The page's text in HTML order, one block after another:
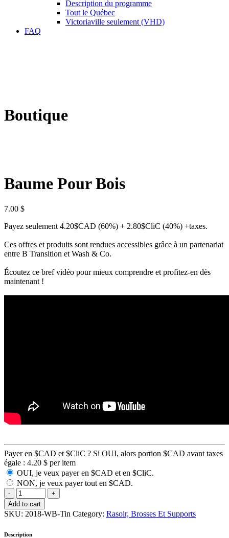
Description du programme
Tout le Québec
Victoriaville seulement (VHD)
FAQ
Boutique
Baume Pour Bois
7.00 $
Payez seulement 4.20$CAD (60%) + 2.80$CliC (40%) +taxes.
Ces offres et produits sont rendues accessibles grâce à un partenariat
entre B Transition et Wash & Co.
Écoutez ce bref vidéo pour mieux comprendre et profitez-en dès
maintenant !
Payer en $CAD et $CliC ? Si OUI, alors portion $CAD avant taxes
égale : 4.20 $ per item
OUI, je veux payer en $CAD et en $CliC.
NON, je veux payer tout en $CAD.
Add to cart
SKU: 2018-WB-Tin Category: Rasoir, Brosses Et Supports
Description